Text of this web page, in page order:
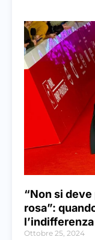
“Non si
rosa”:
Ottobre 25, 2024